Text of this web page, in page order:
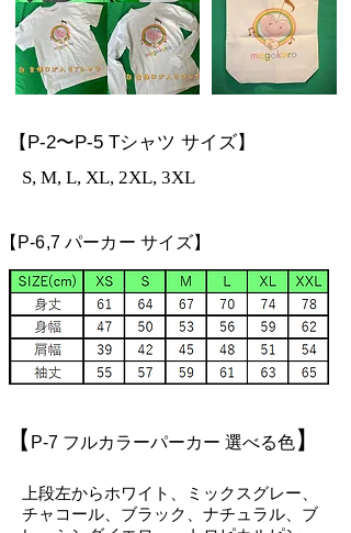
S, M, L, XL, 2XL, 3XL
【P-2〜P-5 Tシャツ サイズ】
【P-6,7 パーカー サイズ】
【 P-7 フルカラーパーカー 選べる色】
上段左からホワイト、ミックスグレー、
チャコール、ブラック、ナチュラル、ブ